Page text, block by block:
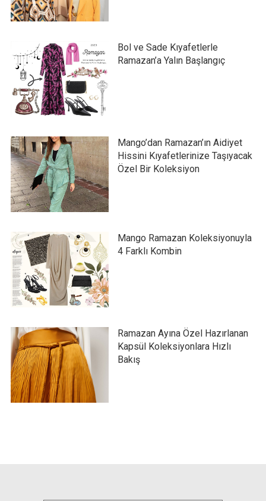
Bol ve Sade Kıyafetlerle
Ramazan’a Yalın Başlangıç
Mango’dan Ramazan’ın Aidiyet
Hissini Kıyafetlerinize Taşıyacak
Özel Bir Koleksiyon
Mango Ramazan Koleksiyonuyla
4 Farklı Kombin
Ramazan Ayına Özel Hazırlanan
Kapsül Koleksiyonlara Hızlı
Bakış